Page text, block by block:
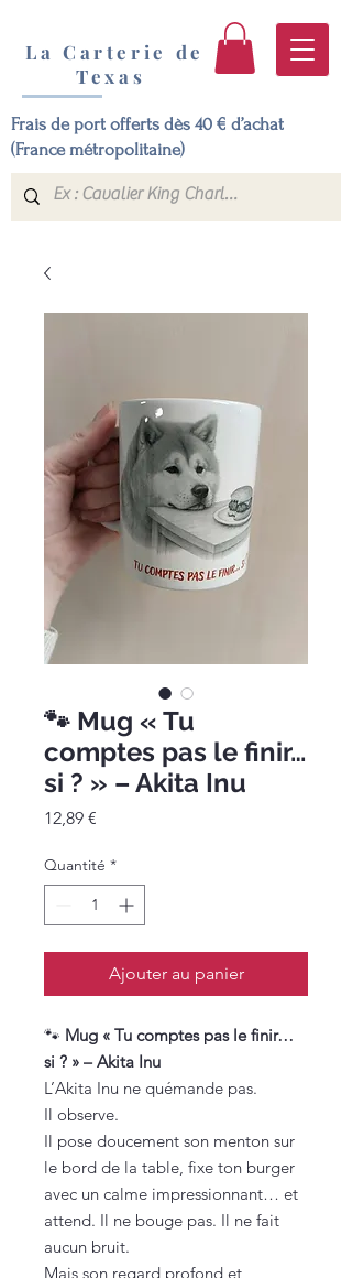
La Carterie de
Texas
Frais de port offerts dès 40 € d’achat
(France métropolitaine)
🐾 Mug « Tu
comptes pas le finir…
si ? » – Akita Inu
12,89 €
Quantité *
Ajouter au panier
🐾 Mug « Tu comptes pas le finir…
si ? » – Akita Inu
L’Akita Inu ne quémande pas.
Il observe.
Il pose doucement son menton sur
le bord de la table, fixe ton burger
avec un calme impressionnant… et
attend. Il ne bouge pas. Il ne fait
aucun bruit.
Mais son regard profond et